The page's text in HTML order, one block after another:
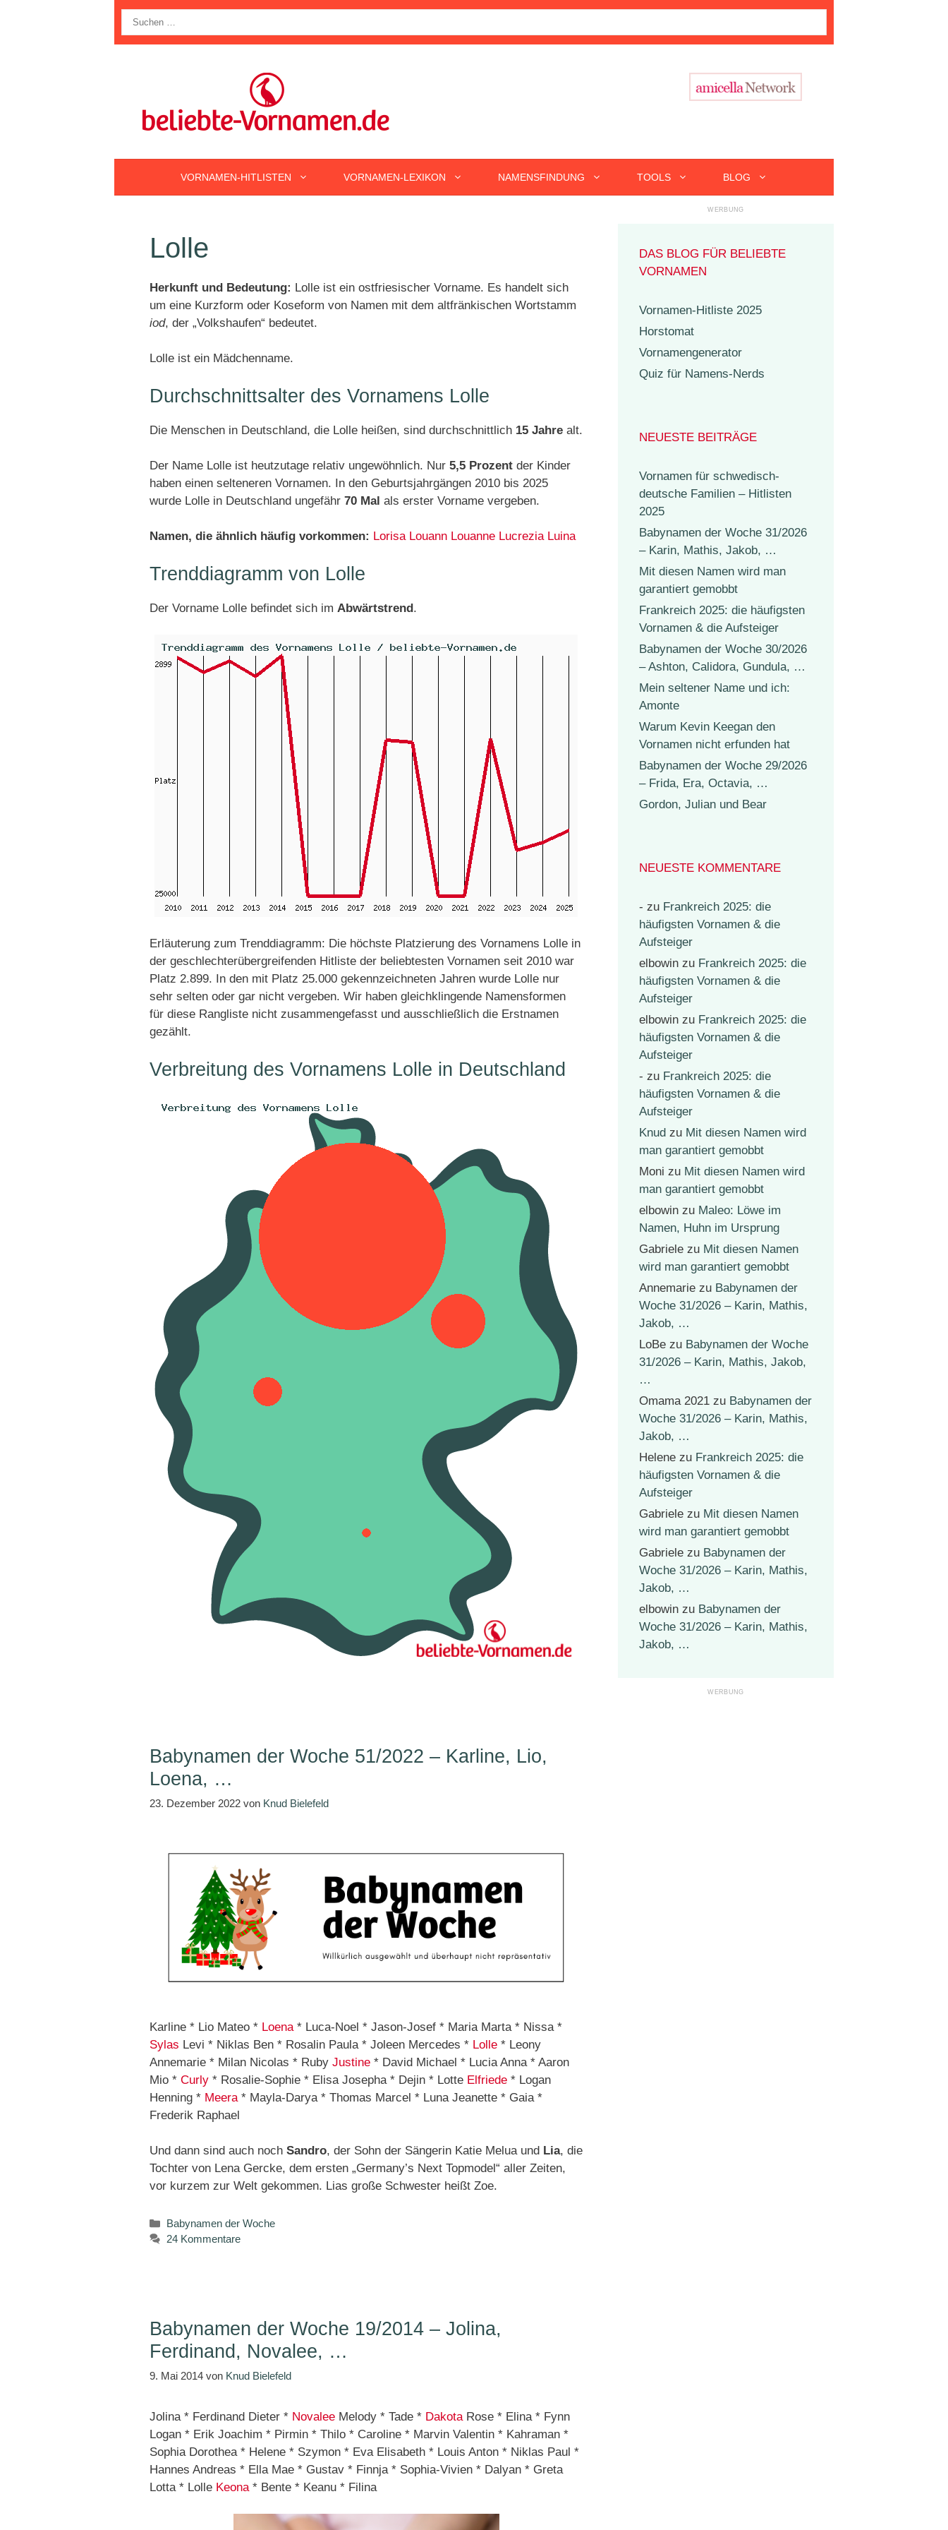
nach:
VORNAMEN-HITLISTEN VORNAMEN-LEXIKON NAMENSFINDUNG TOOLS BLOG
Lolle
Herkunft und Bedeutung: Lolle ist ein ostfriesischer Vorname. Es handelt sich
um eine Kurzform oder Koseform von Namen mit dem altfränkischen Wortstamm
iod, der „Volkshaufen“ bedeutet.
Lolle ist ein Mädchenname.
Durchschnittsalter des Vornamens Lolle
Die Menschen in Deutschland, die Lolle heißen, sind durchschnittlich 15 Jahre alt.
Der Name Lolle ist heutzutage relativ ungewöhnlich. Nur 5,5 Prozent der Kinder
haben einen selteneren Vornamen. In den Geburtsjahrgängen 2010 bis 2025
wurde Lolle in Deutschland ungefähr 70 Mal als erster Vorname vergeben.
Namen, die ähnlich häufig vorkommen: Lorisa Louann Louanne Lucrezia Luina
Trenddiagramm von Lolle
Der Vorname Lolle befindet sich im Abwärtstrend.
Erläuterung zum Trenddiagramm: Die höchste Platzierung des Vornamens Lolle in
der geschlechterübergreifenden Hitliste der beliebtesten Vornamen seit 2010 war
Platz 2.899. In den mit Platz 25.000 gekennzeichneten Jahren wurde Lolle nur
sehr selten oder gar nicht vergeben. Wir haben gleichklingende Namensformen
für diese Rangliste nicht zusammengefasst und ausschließlich die Erstnamen
gezählt.
Verbreitung des Vornamens Lolle in Deutschland
Babynamen der Woche 51/2022 – Karline, Lio,
Loena, …
23. Dezember 2022 von Knud Bielefeld
Karline * Lio Mateo * Loena * Luca-Noel * Jason-Josef * Maria Marta * Nissa *
Sylas Levi * Niklas Ben * Rosalin Paula * Joleen Mercedes * Lolle * Leony
Annemarie * Milan Nicolas * Ruby Justine * David Michael * Lucia Anna * Aaron
Mio * Curly * Rosalie-Sophie * Elisa Josepha * Dejin * Lotte Elfriede * Logan
Henning * Meera * Mayla-Darya * Thomas Marcel * Luna Jeanette * Gaia *
Frederik Raphael
Und dann sind auch noch Sandro, der Sohn der Sängerin Katie Melua und Lia, die
Tochter von Lena Gercke, dem ersten „Germany’s Next Topmodel“ aller Zeiten,
vor kurzem zur Welt gekommen. Lias große Schwester heißt Zoe.
Kategorien
Babynamen der Woche
24 Kommentare
Babynamen der Woche 19/2014 – Jolina,
Ferdinand, Novalee, …
9. Mai 2014 von Knud Bielefeld
Jolina * Ferdinand Dieter * Novalee Melody * Tade * Dakota Rose * Elina * Fynn
Logan * Erik Joachim * Pirmin * Thilo * Caroline * Marvin Valentin * Kahraman *
Sophia Dorothea * Helene * Szymon * Eva Elisabeth * Louis Anton * Niklas Paul *
Hannes Andreas * Ella Mae * Gustav * Finnja * Sophia-Vivien * Dalyan * Greta
Lotta * Lolle Keona * Bente * Keanu * Filina
DAS BLOG FÜR BELIEBTE
VORNAMEN
Vornamen-Hitliste 2025
Horstomat
Vornamengenerator
Quiz für Namens-Nerds
NEUESTE BEITRÄGE
Vornamen für schwedisch-
deutsche Familien – Hitlisten
2025
Babynamen der Woche 31/2026
– Karin, Mathis, Jakob, …
Mit diesen Namen wird man
garantiert gemobbt
Frankreich 2025: die häufigsten
Vornamen & die Aufsteiger
Babynamen der Woche 30/2026
– Ashton, Calidora, Gundula, …
Mein seltener Name und ich:
Amonte
Warum Kevin Keegan den
Vornamen nicht erfunden hat
Babynamen der Woche 29/2026
– Frida, Era, Octavia, …
Gordon, Julian und Bear
NEUESTE KOMMENTARE
- zu Frankreich 2025: die
häufigsten Vornamen & die
Aufsteiger
elbowin zu Frankreich 2025: die
häufigsten Vornamen & die
Aufsteiger
elbowin zu Frankreich 2025: die
häufigsten Vornamen & die
Aufsteiger
- zu Frankreich 2025: die
häufigsten Vornamen & die
Aufsteiger
Knud zu Mit diesen Namen wird
man garantiert gemobbt
Moni zu Mit diesen Namen wird
man garantiert gemobbt
elbowin zu Maleo: Löwe im
Namen, Huhn im Ursprung
Gabriele zu Mit diesen Namen
wird man garantiert gemobbt
Annemarie zu Babynamen der
Woche 31/2026 – Karin, Mathis,
Jakob, …
LoBe zu Babynamen der Woche
31/2026 – Karin, Mathis, Jakob,
…
Omama 2021 zu Babynamen der
Woche 31/2026 – Karin, Mathis,
Jakob, …
Helene zu Frankreich 2025: die
häufigsten Vornamen & die
Aufsteiger
Gabriele zu Mit diesen Namen
wird man garantiert gemobbt
Gabriele zu Babynamen der
Woche 31/2026 – Karin, Mathis,
Jakob, …
elbowin zu Babynamen der
Woche 31/2026 – Karin, Mathis,
Jakob, …